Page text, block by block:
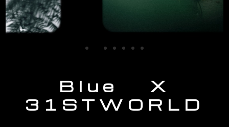
Blue X
31STWORLD